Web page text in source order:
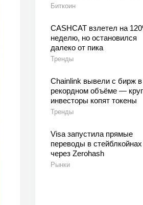
Биткоин
CASHCAT взлетел на
неделю, но остановился
далеко от пика
Тренды
Chainlink вывели с бирж в
рекордном объёме —
инвесторы копят токены
Тренды
Visa запустила прямые
переводы в стейблкойнах
через Zerohash
Рынки